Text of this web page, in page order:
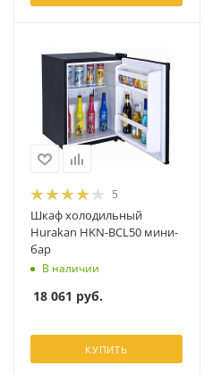
5
Шкаф холодильный
Hurakan HKN-BCL50 мини-
бар
В наличии
18 061 руб.
КУПИТЬ